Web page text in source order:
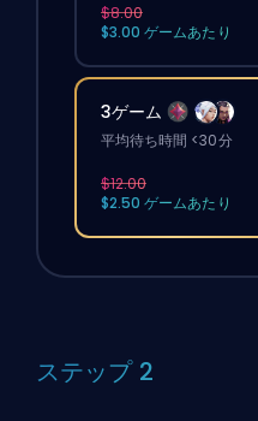
$8.00
$3.00 ゲームあたり
3ゲーム
平均待ち時間 <30分
$12.00
$2.50 ゲームあたり
ステップ 2